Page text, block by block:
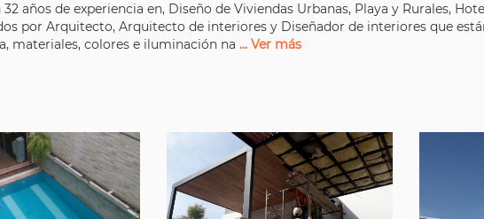
años de experiencia en, Diseño de Viviendas Urbanas, Playa y Rurales,
por Arquitecto, Arquitecto de interiores y Diseñador de interiores que
materiales, colores e iluminación na ... Ver más